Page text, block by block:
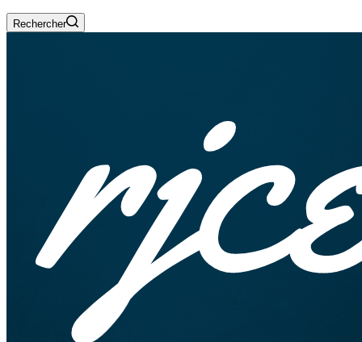
Rechercher